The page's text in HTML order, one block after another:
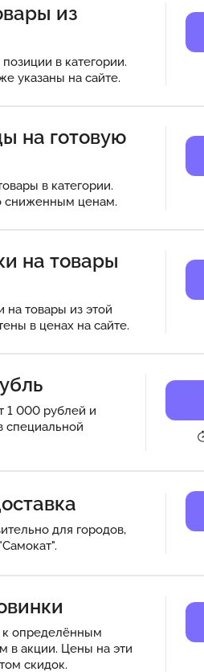
из
в категории.
указаны на сайте.
на готовую
в категории.
сниженным ценам.
на товары
на товары из этой
в ценах на сайте.
1 000 рублей и
специальной
для городов,
определённым
в акции. Цены на эти
скидок.